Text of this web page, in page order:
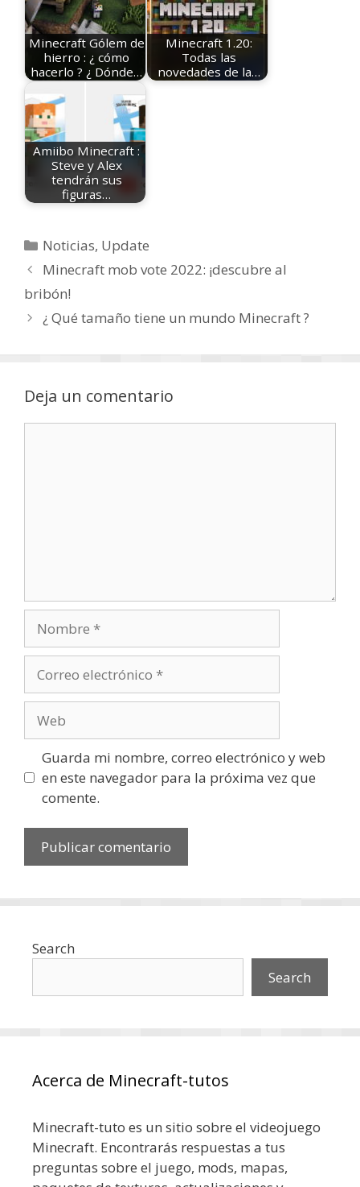
Minecraft Gólem de
hierro : ¿ cómo
hacerlo ? ¿ Dónde…
Minecraft 1.20:
Todas las
novedades de la…
Amiibo Minecraft :
Steve y Alex
tendrán sus
figuras…
Categorías
Noticias, Update
Minecraft mob vote 2022: ¡descubre al
bribón!
¿ Qué tamaño tiene un mundo Minecraft ?
Deja un comentario
electrónico
Guarda mi nombre, correo electrónico y web
en este navegador para la próxima vez que
comente.
Search
Search
Acerca de Minecraft-tutos
Minecraft-tuto es un sitio sobre el videojuego
Minecraft. Encontrarás respuestas a tus
preguntas sobre el juego, mods, mapas,